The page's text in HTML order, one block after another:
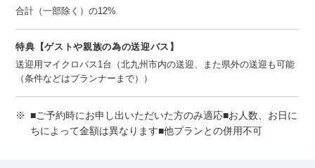
合計（一部除く）の12%
特典【ゲストや親族の為の送迎バス】
送迎用マイクロバス1台（北九州市内の送迎、また県外の送迎も可能
（条件などはプランナーまで））
※ ■ご予約時にお申し出いただいた方のみ適応■お人数、お日に
ちによって金額は異なります■他プランとの併用不可